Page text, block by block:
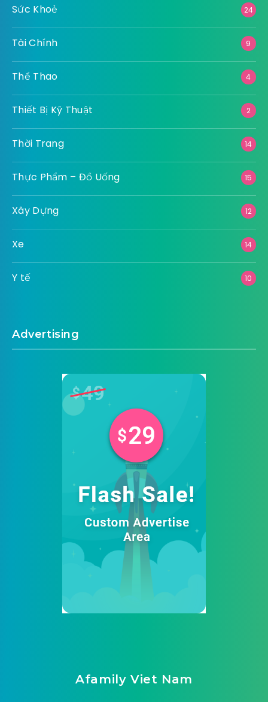
Sức Khoẻ 24
Tài Chính 9
Thể Thao 4
Thiết Bị Kỹ Thuật 2
Thời Trang 14
Thực Phẩm – Đồ Uống 15
Xây Dựng 12
Xe 14
Y tế 10
Advertising
Afamily Viet Nam